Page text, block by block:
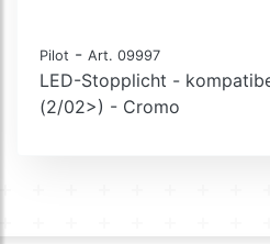
Pilot - Art. 09997
LED-Stopplicht -
(2/02>) - Cromo